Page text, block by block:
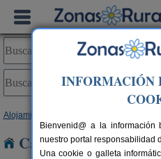
Alojamientos
Casas Rurales cerca
INFORMACIÓN
Bienvenid@ a la
nuestro portal responsabilidad
Una cookie o galleta